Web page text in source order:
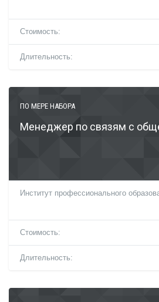
Стоимость:
Длительность:
ПО МЕРЕ НАБОРА
Менеджер по связям с
Институт профессионального
Стоимость:
Длительность: